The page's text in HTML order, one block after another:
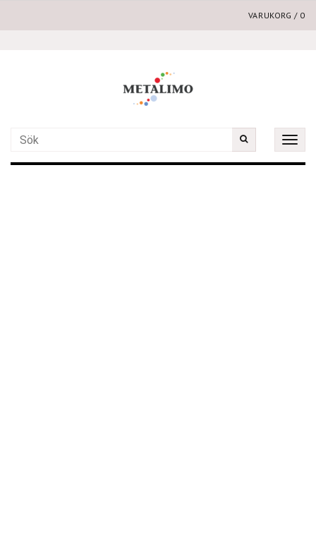
VARUKORG / 0
Toggle